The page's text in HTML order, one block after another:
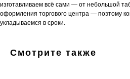
изготавливаем всё сами — от небольшой
оформления торгового центра — поэтому
укладываемся в сроки.
Смотрите также